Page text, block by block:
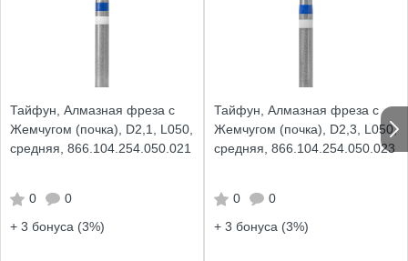
Тайфун, Алмазная фреза с
Жемчугом (почка), D2,1, L050,
средняя, 866.104.254.050.021
0
0
+ 3 бонуса (3%)
Тайфун, Алмазная фреза с
Жемчугом (почка), D2,3, L050,
средняя, 866.104.254.050.023
0
0
+ 3 бонуса (3%)